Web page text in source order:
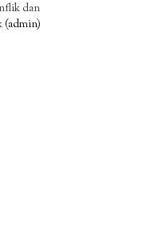
dan
(admin)